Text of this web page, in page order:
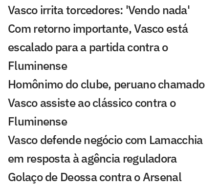
Vasco irrita torcedores: 'Vendo nada'
Com retorno importante, Vasco está
escalado para a partida contra o
Fluminense
Homônimo do clube, peruano chamado
Vasco assiste ao clássico contra o
Fluminense
Vasco defende negócio com Lamacchia
em resposta à agência reguladora
Golaço de Deossa contra o Arsenal